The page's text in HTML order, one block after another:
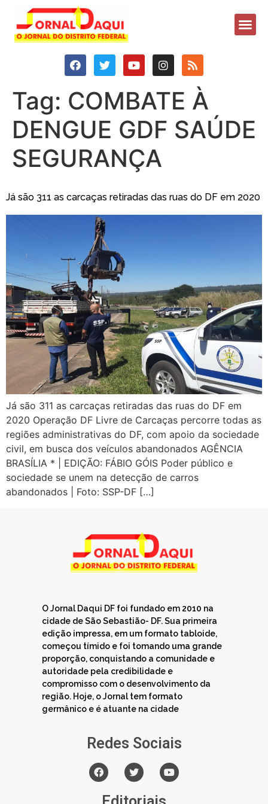
Tag: COMBATE À
DENGUE GDF SAÚDE
SEGURANÇA
Já são 311 as carcaças retiradas das ruas do DF em 2020
Já são 311 as carcaças retiradas das ruas do DF em
2020 Operação DF Livre de Carcaças percorre todas as
regiões administrativas do DF, com apoio da sociedade
civil, em busca dos veículos abandonados AGÊNCIA
BRASÍLIA * | EDIÇÃO: FÁBIO GÓIS Poder público e
sociedade se unem na detecção de carros
abandonados | Foto: SSP-DF […]
O Jornal Daqui DF foi fundado em 2010 na
cidade de São Sebastião- DF. Sua primeira
edição impressa, em um formato tabloide,
começou tímido e foi tomando uma grande
proporção, conquistando a comunidade e
autoridade pela credibilidade e
compromisso com o desenvolvimento da
região. Hoje, o Jornal tem formato
germânico e é atuante na cidade
Redes Sociais